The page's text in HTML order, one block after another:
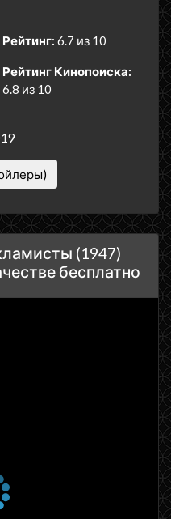
Рейтинг: 6.7 из 10
Рейтинг Кинопоиска:
6.8 из 10
(1947)
бесплатно